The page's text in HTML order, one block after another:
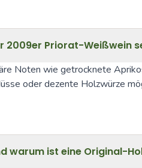
Priorat-Weißwein
Noten wie getrocknete
oder dezente Holzwürze
warum ist eine Original-